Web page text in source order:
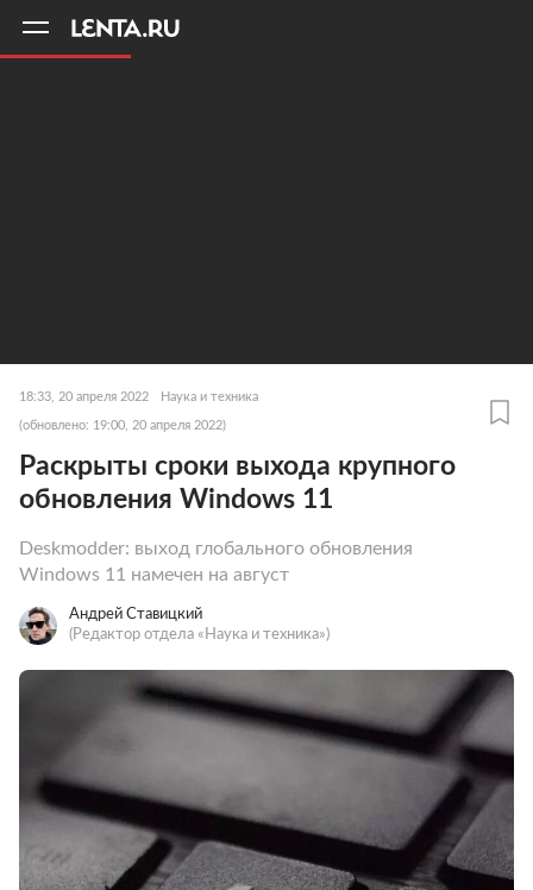
18:33, 20 апреля 2022 Наука и техника
(обновлено: 19:00, 20 апреля 2022)
Раскрыты сроки выхода крупного
обновления Windows 11
Deskmodder: выход глобального обновления
Windows 11 намечен на август
Андрей Ставицкий
(Редактор отдела «Наука и техника»)